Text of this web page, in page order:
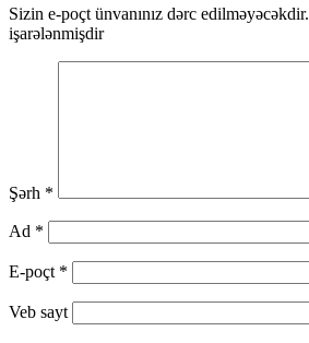
Sizin e-poçt ünvanınız dərc edilməyəcəkdir.
işarələnmişdir
Şərh *
Ad *
E-poçt *
Veb sayt